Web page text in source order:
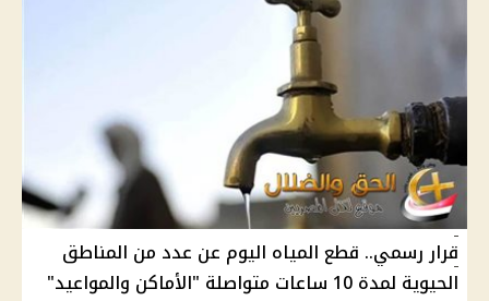
قرار رسمي.. قطع المياه اليوم عن عدد من المناطق
الحيوية لمدة 10 ساعات متواصلة "الأماكن والمواعيد"